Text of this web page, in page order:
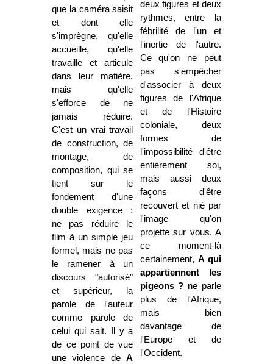
que la caméra saisit
et dont elle
s'imprègne, qu'elle
accueille, qu'elle
travaille et articule
dans leur matière,
mais qu'elle
s'efforce de ne
jamais réduire.
C'est un vrai travail
de construction, de
montage, de
composition, qui se
tient sur le
fondement d'une
double exigence :
ne pas réduire le
film à un simple jeu
formel, mais ne pas
le ramener à un
discours "autorisé"
et supérieur, la
parole de l'auteur
comme parole de
celui qui sait. Il y a
de ce point de vue
une violence deA
deux figures et deux
rythmes, entre la
fébrilité de l'un et
l'inertie de l'autre.
Ce qu'on ne peut
pas s'empêcher
d'associer à deux
figures de l'Afrique
et de l'Histoire
coloniale, deux
formes de
l'impossibilité d'être
entièrement soi,
mais aussi deux
façons d'être
recouvert et nié par
l'image qu'on
projette sur vous. A
ce moment-là
certainement, A qui
appartiennent les
pigeons ? ne parle
plus de l'Afrique,
mais bien
davantage de
l'Europe et de
l'Occident.